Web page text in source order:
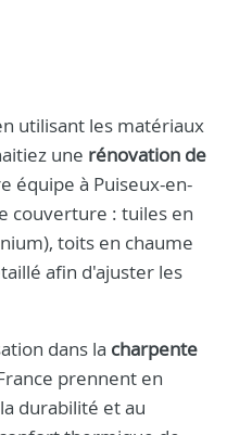
utilisant les matériaux
une rénovation de
équipe à Puiseux-en-
couverture : tuiles en
toits en chaume
afin d'ajuster les
dans la charpente
prennent en
durabilité et au